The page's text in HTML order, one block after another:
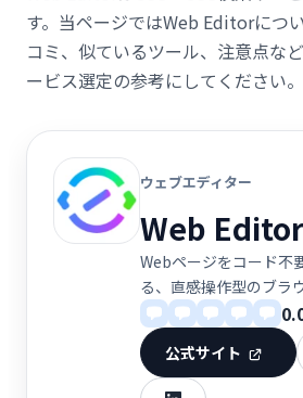
す。当ページではWeb Editorにつ
コミ、似ているツール、注意点な
ービス選定の参考にしてください。
ウェブエディター
Web Editor
Webページをコード不
る、直感操作型のブラ
公式サイト